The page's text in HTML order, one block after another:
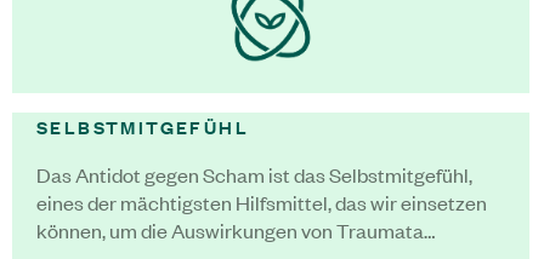
SELBSTMITGEFÜHL
Das Antidot gegen Scham ist das Selbstmitgefühl,
eines der mächtigsten Hilfsmittel, das wir einsetzen
können, um die Auswirkungen von Traumata…